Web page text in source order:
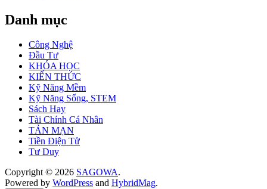
Danh mục
Công Nghệ
Đầu Tư
KHÓA HỌC
KIẾN THỨC
Kỹ Năng Mềm
Kỹ Năng Sống, STEM
Sách Hay
Tài Chính Cá Nhân
TẢN MẠN
Tiền Điện Tử
Tư Duy
Copyright © 2026 SAGOWA.
Powered by WordPress and HybridMag.